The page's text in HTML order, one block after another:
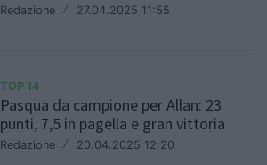
Redazione / 27.04.2025 11:55
TOP 14
Pasqua da campione per Allan: 23
punti, 7,5 in pagella e gran vittoria
Redazione / 20.04.2025 12:20